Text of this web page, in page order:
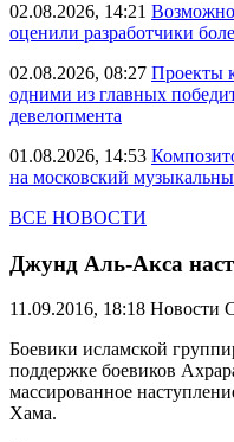
02.08.2026, 14:21
оценили разработчики
02.08.2026, 08:27 Проекты
одними из главных
девелопмента
01.08.2026, 14:53
на московский
ВСЕ НОВОСТИ
Джунд Аль-Акса
11.09.2016, 18:18 Новости
Боевики исламской
поддержке боевиков
массированное
Хама.